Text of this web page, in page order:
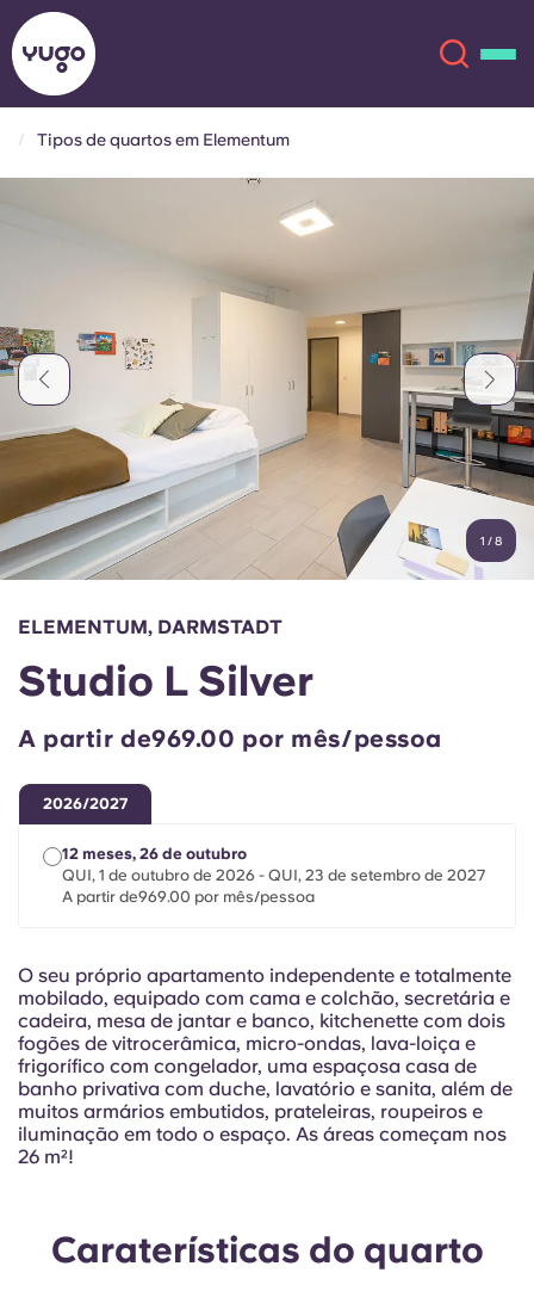
Mais
Conta Língua
English (GB)
Chinese
Español
Deutsch
French
Portuguese
Selecione um país
Reservar agora
Español
Deutsch
Italian French
Portuguese
Tipos de quartos em Elementum
1 /8
ELEMENTUM, DARMSTADT
Studio L Silver
A partir de969.00 por mês/pessoa
2026/2027
12 meses, 26 de outubro
QUI, 1 de outubro de 2026 - QUI, 23 de setembro de 2027
A partir de969.00 por mês/pessoa
O seu próprio apartamento independente e totalmente
mobilado, equipado com cama e colchão, secretária e
cadeira, mesa de jantar e banco, kitchenette com dois
fogões de vitrocerâmica, micro-ondas, lava-loiça e
frigorífico com congelador, uma espaçosa casa de
banho privativa com duche, lavatório e sanita, além de
muitos armários embutidos, prateleiras, roupeiros e
iluminação em todo o espaço. As áreas começam nos
26 m²!
Caraterísticas do quarto